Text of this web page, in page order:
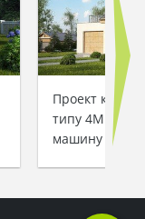
Проект
типу 4M188 з
машину